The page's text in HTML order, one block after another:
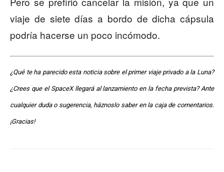
viaje de siete días a bordo de dicha cápsula
podría hacerse un poco incómodo.
¿Qué te ha parecido esta noticia sobre el primer viaje privado a la Luna?
¿Crees que el SpaceX llegará al lanzamiento en la fecha prevista? Ante
cualquier duda o sugerencia, háznoslo saber en la caja de comentarios.
¡Gracias!